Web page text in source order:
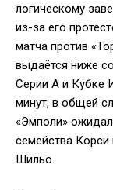
логическому
из-за его
матча против
выдаётся ниже
Серии А и Кубке
минут, в общей
«Эмполи»
семейства
Шильо.